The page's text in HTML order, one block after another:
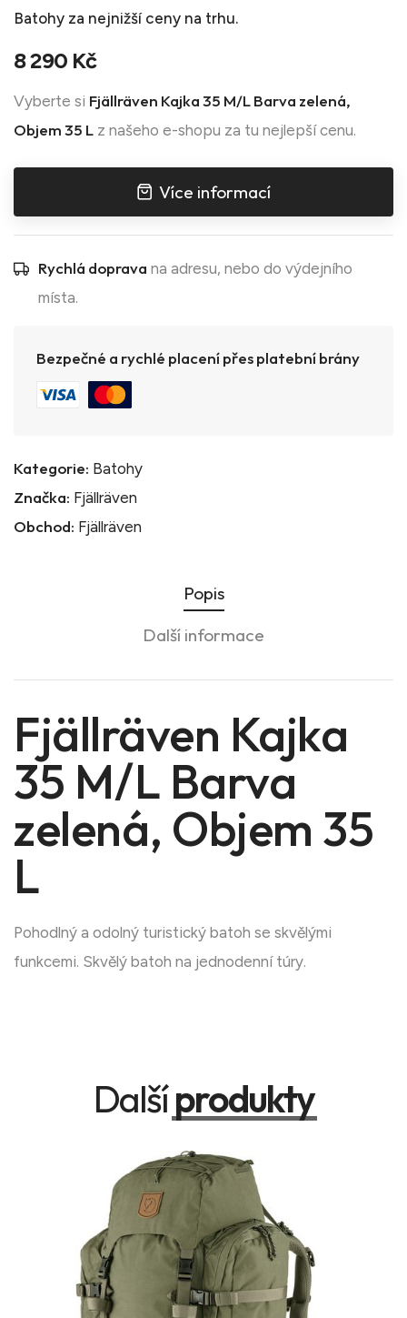
Batohy za nejnižší ceny na trhu.
8 290 Kč
Vyberte si Fjällräven Kajka 35 M/L Barva zelená,
Objem 35 L z našeho e-shopu za tu nejlepší cenu.
Více informací
Rychlá doprava na adresu, nebo do výdejního
místa.
Bezpečné a rychlé placení přes platební brány
Kategorie: Batohy
Značka: Fjällräven
Obchod: Fjällräven
Popis
Další informace
Fjällräven Kajka
35 M/L Barva
zelená, Objem 35
L
Pohodlný a odolný turistický batoh se skvělými
funkcemi. Skvělý batoh na jednodenní túry.
Dalšíprodukty